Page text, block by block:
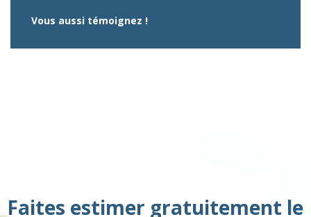
Vous aussi témoignez !
Faites estimer gratuitement le